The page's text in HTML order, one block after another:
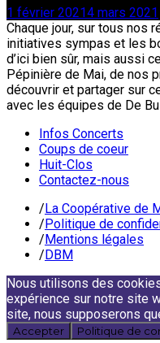
1 février 20214 mars 2021
Chaque jour, sur tous nos
initiatives sympas et les
d’ici bien sûr, mais aussi
Pépinière de Mai, de nos
découvrir et partager sur
avec les équipes de De
Infos Concerts
Coups de coeur
Huit-Clos
Contactez-nous
/ La Coopérative de
/ Politique de
/ Mentions légales
/ DBM
Nous utilisons des
expérience sur notre site
site, nous supposerons
Accepter Politique de